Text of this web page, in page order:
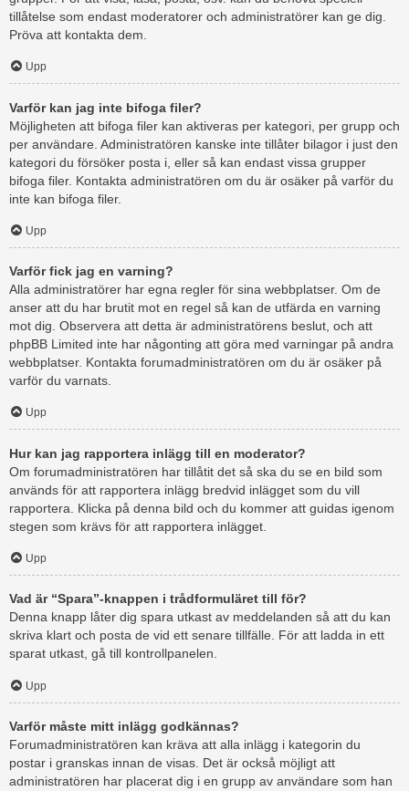
tillåtelse som endast moderatorer och administratörer kan ge dig.
Pröva att kontakta dem.
Upp
Varför kan jag inte bifoga filer?
Möjligheten att bifoga filer kan aktiveras per kategori, per grupp och
per användare. Administratören kanske inte tillåter bilagor i just den
kategori du försöker posta i, eller så kan endast vissa grupper
bifoga filer. Kontakta administratören om du är osäker på varför du
inte kan bifoga filer.
Upp
Varför fick jag en varning?
Alla administratörer har egna regler för sina webbplatser. Om de
anser att du har brutit mot en regel så kan de utfärda en varning
mot dig. Observera att detta är administratörens beslut, och att
phpBB Limited inte har någonting att göra med varningar på andra
webbplatser. Kontakta forumadministratören om du är osäker på
varför du varnats.
Upp
Hur kan jag rapportera inlägg till en moderator?
Om forumadministratören har tillåtit det så ska du se en bild som
används för att rapportera inlägg bredvid inlägget som du vill
rapportera. Klicka på denna bild och du kommer att guidas igenom
stegen som krävs för att rapportera inlägget.
Upp
Vad är “Spara”-knappen i trådformuläret till för?
Denna knapp låter dig spara utkast av meddelanden så att du kan
skriva klart och posta de vid ett senare tillfälle. För att ladda in ett
sparat utkast, gå till kontrollpanelen.
Upp
Varför måste mitt inlägg godkännas?
Forumadministratören kan kräva att alla inlägg i kategorin du
postar i granskas innan de visas. Det är också möjligt att
administratören har placerat dig i en grupp av användare som han